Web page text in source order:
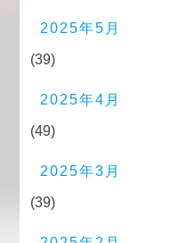
2025年5月
(39)
2025年4月
(49)
2025年3月
(39)